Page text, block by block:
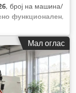
, број на машина/
функционален,
сили)
50 Hz,
рачно,
2.300 мм
, вкупна
мм, Опрема:
,
Мал оглас